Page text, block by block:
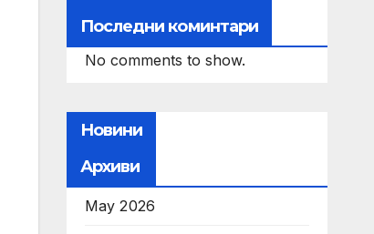
Последни коминтари
No comments to show.
Новини
Архиви
May 2026